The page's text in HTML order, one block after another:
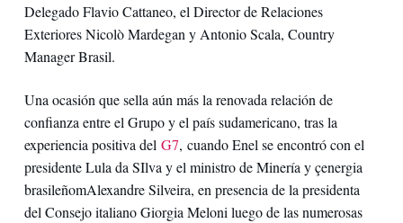
Delegado Flavio Cattaneo, el Director de Relaciones
Exteriores Nicolò Mardegan y Antonio Scala, Country
Manager Brasil.
Una ocasión que sella aún más la renovada relación de
confianza entre el Grupo y el país sudamericano, tras la
experiencia positiva del G7, cuando Enel se encontró con el
presidente Lula da SIlva y el ministro de Minería y çenergia
brasileñomAlexandre Silveira, en presencia de la presidenta
del Consejo italiano Giorgia Meloni luego de las numerosas